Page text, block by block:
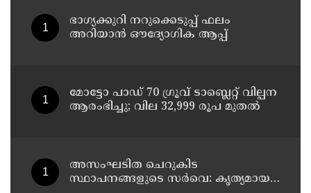
ഭാഗ്യക്കുറി നറുക്കെടുപ്പ് ഫലം
അറിയാൻ ഔദ്യോഗിക ആപ്പ്
മോട്ടോ പാഡ് 70 ഗ്രൂവ് ടാബ്ലെറ്റ് വില്പന
ആരംഭിച്ചു; വില 32,999 രൂപ മുതൽ
അസംഘടിത ചെറുകിട
സ്ഥാപനങ്ങളുടെ സർവെ: കൃത്യമായ